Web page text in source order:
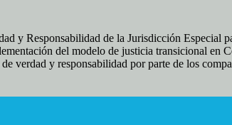
y Responsabilidad de la Jurisdicción Especial
del modelo de justicia transicional en
verdad y responsabilidad por parte de los